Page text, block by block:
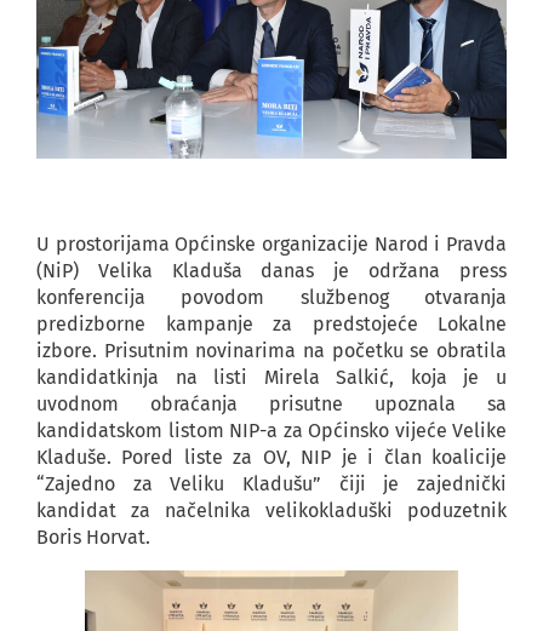
U prostorijama Općinske organizacije Narod i Pravda
(NiP) Velika Kladuša danas je održana press
konferencija povodom službenog otvaranja
predizborne kampanje za predstojeće Lokalne
izbore. Prisutnim novinarima na početku se obratila
kandidatkinja na listi Mirela Salkić, koja je u
uvodnom obraćanja prisutne upoznala sa
kandidatskom listom NIP-a za Općinsko vijeće Velike
Kladuše. Pored liste za OV, NIP je i član koalicije
“Zajedno za Veliku Kladušu” čiji je zajednički
kandidat za načelnika velikokladuški poduzetnik
Boris Horvat.